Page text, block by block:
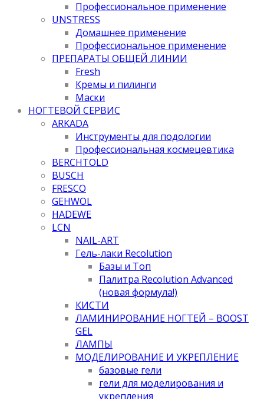
Профессиональное применение
UNSTRESS
Домашнее применение
Профессиональное применение
ПРЕПАРАТЫ ОБЩЕЙ ЛИНИИ
Fresh
Кремы и пилинги
Маски
НОГТЕВОЙ СЕРВИС
ARKADA
Инструменты для подологии
Профессиональная космецевтика
BERCHTOLD
BUSCH
FRESCO
GEHWOL
HADEWE
LCN
NAIL-ART
Гель-лаки Recolution
Базы и Топ
Палитра Recolution Advanced
(новая формула!)
КИСТИ
ЛАМИНИРОВАНИЕ НОГТЕЙ – BOOST
GEL
ЛАМПЫ
МОДЕЛИРОВАНИЕ И УКРЕПЛЕНИЕ
базовые гели
гели для моделирования и
укрепления